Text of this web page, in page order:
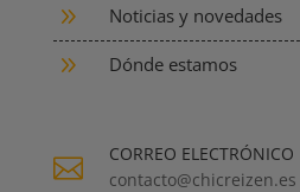
9 Noticias y novedades
9 Dónde estamos

CORREO ELECTRÓNICO
contacto@chicreizen.es